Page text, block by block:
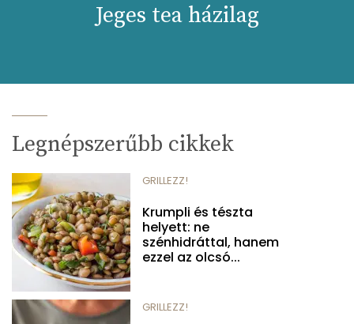
Jeges tea házilag
Legnépszerűbb cikkek
GRILLEZZ!
Krumpli és tészta
helyett: ne
szénhidráttal, hanem
ezzel az olcsó...
GRILLEZZ!